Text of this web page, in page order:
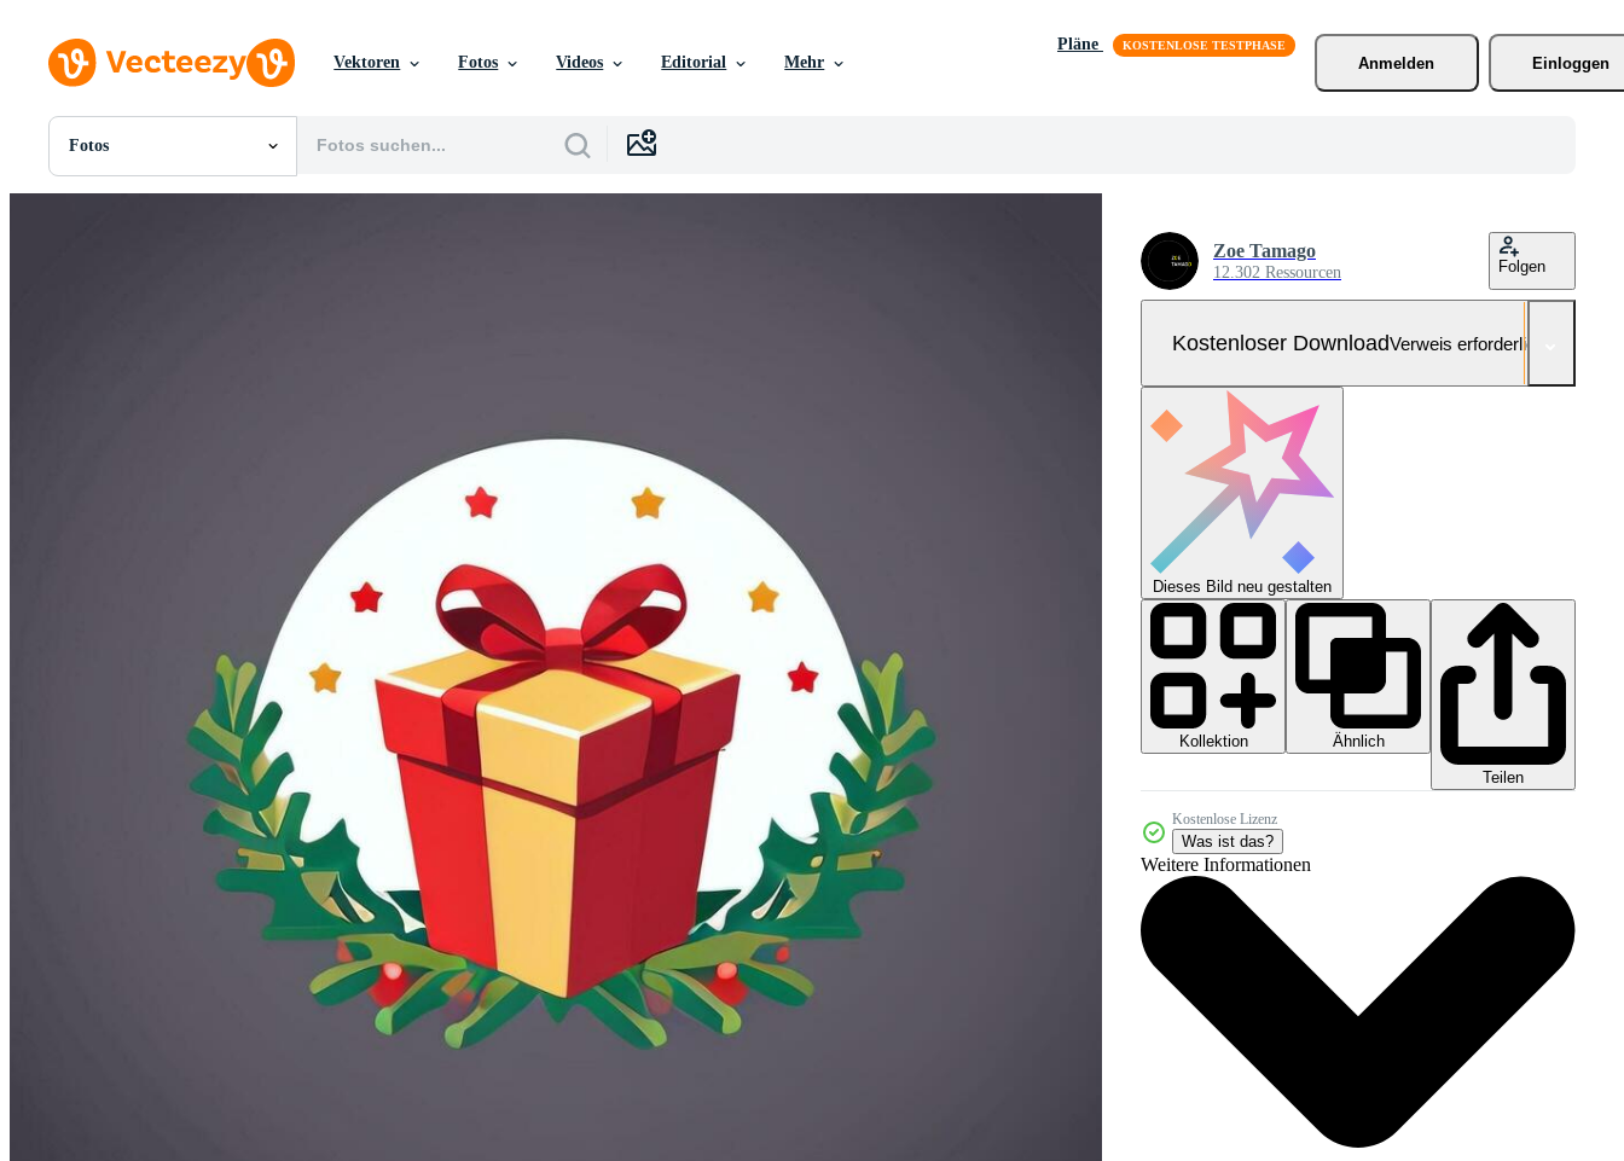
Vektoren Fotos Videos Editorial Mehr
Pläne
Anmelden
Einloggen
Fotos
Alle Bilder
Zoe Tamago
12.302 Ressourcen Folgen
Kostenloser DownloadVerweis erforderlich
Dieses Bild neu gestalten
Kollektion
Ähnlich
Teilen
Kostenlose Lizenz
Was ist das?
Weitere Informationen